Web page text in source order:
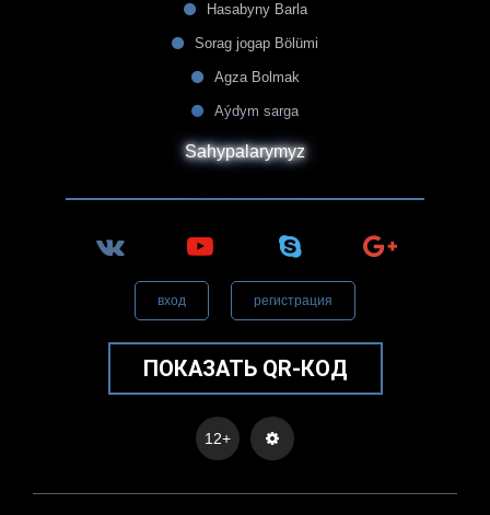
Hasabyny Barla
Sorag jogap Bölümi
Agza Bolmak
Aýdym sarga
Sahypalarymyz
вход регистрация
ПОКАЗАТЬ QR-КОД
12+